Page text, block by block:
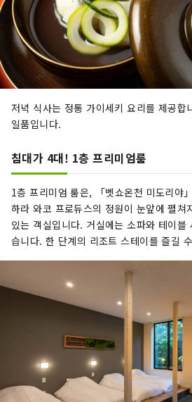
저녁 식사는 정통 가이세키 요리를 제공합
일품입니다.
침대가 4대! 1층 프리미엄룸
1층 프리미엄 룸은, 「벳쇼온천 미도리야
하라 와코 프로듀스의 정원이 눈앞에 펼쳐
있는 객실입니다. 거실에는 소파와 테이블
습니다. 한 단계의 리조트 스테이를 즐길